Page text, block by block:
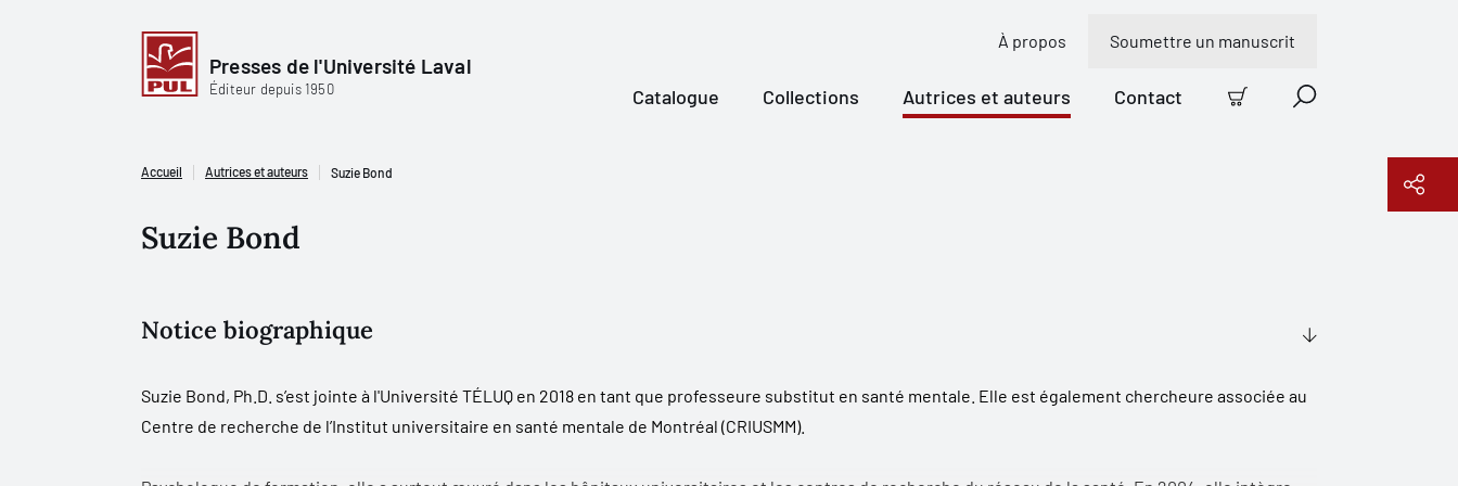
Presses de l'Université Laval
Éditeur depuis 1950
À propos Soumettre un manuscrit
Catalogue Collections Autrices et auteurs Contact
Panier Recherche
Accueil Autrices et auteurs Suzie Bond
Suzie Bond
Notice biographique
Suzie Bond, Ph.D. s’est jointe à l'Université TÉLUQ en 2018 en tant que professeure substitut en santé mentale. Elle est également chercheure associée au
Centre de recherche de l’Institut universitaire en santé mentale de Montréal (CRIUSMM).